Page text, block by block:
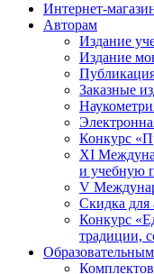
Интернет-
Авторам
Издание
Издание
Заказные
Конкурс
XI
и учебную
V
Скидка для
Конкурс
традиции,